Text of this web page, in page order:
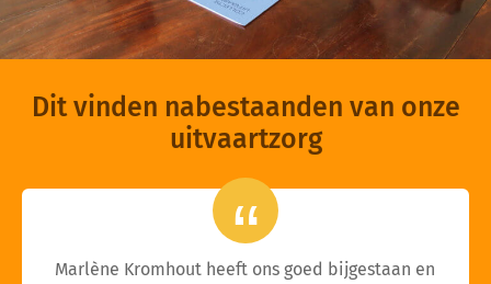
Dit vinden nabestaanden van onze
uitvaartzorg
Marlène Kromhout heeft ons goed bijgestaan en